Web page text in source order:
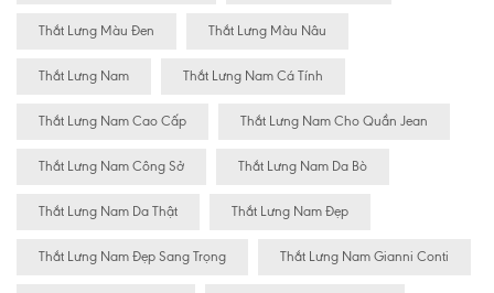
Thắt Lưng Màu Đen Thắt Lưng Màu Nâu
Thắt Lưng Nam Thắt Lưng Nam Cá Tính
Thắt Lưng Nam Cao Cấp Thắt Lưng Nam Cho Quần Jean
Thắt Lưng Nam Công Sở Thắt Lưng Nam Da Bò
Thắt Lưng Nam Da Thật Thắt Lưng Nam Đẹp
Thắt Lưng Nam Đẹp Sang Trọng Thắt Lưng Nam Gianni Conti